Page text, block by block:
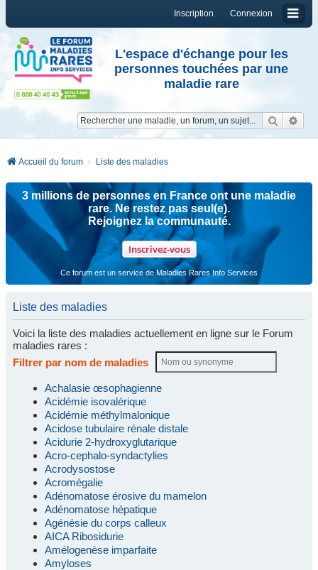
Connexion
Inscription
L'espace d'échange pour les
personnes touchées par une
maladie rare
Accueil du forum Liste des maladies
3 millions de personnes en France ont une maladie
rare. Ne restez pas seul(e).
Rejoignez la communauté.
Inscrivez-vous
Ce forum est un service de Maladies Rares Info Services
Liste des maladies
Voici la liste des maladies actuellement en ligne sur le Forum
maladies rares :
Filtrer par nom de maladies
Achalasie œsophagienne
Acidémie isovalérique
Acidémie méthylmalonique
Acidose tubulaire rénale distale
Acidurie 2-hydroxyglutarique
Acro-cephalo-syndactylies
Acrodysostose
Acromégalie
Adénomatose érosive du mamelon
Adénomatose hépatique
Agénésie du corps calleux
AICA Ribosidurie
Amélogenèse imparfaite
Amyloses